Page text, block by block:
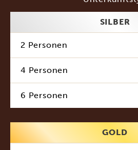
SILBER
2 Personen
4 Personen
6 Personen
GOLD